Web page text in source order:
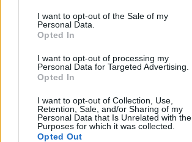
I want to opt-out of the Sale of my
Personal Data.
Opted In
I want to opt-out of processing my
Personal Data for Targeted Advertising.
Opted In
I want to opt-out of Collection, Use,
Retention, Sale, and/or Sharing of my
Personal Data that Is Unrelated with the
Purposes for which it was collected.
Opted Out
„Sveikatos kodas“. Nuovargis,
sąnarių skausmas ir priešuždegiminė
mityba